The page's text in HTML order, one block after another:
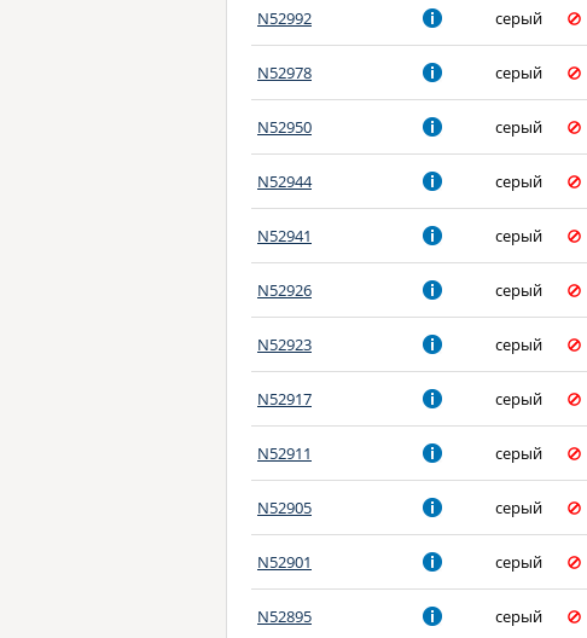
N52992 серый
N52978 серый
N52950 серый
N52944 серый
N52941 серый
N52926 серый
N52923 серый
N52917 серый
N52911 серый
N52905 серый
N52901 серый
N52895 серый